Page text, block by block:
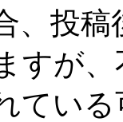
、投稿
すが
ている